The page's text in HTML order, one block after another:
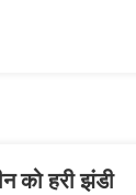
को हरी झंडी